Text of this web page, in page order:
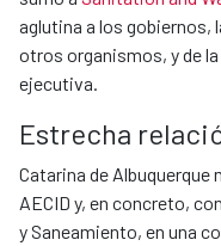
aglutina a los gobiernos,
otros organismos, y de
ejecutiva.
Estrecha
Catarina de Albuquerque
AECID y, en concreto,
y Saneamiento, en una